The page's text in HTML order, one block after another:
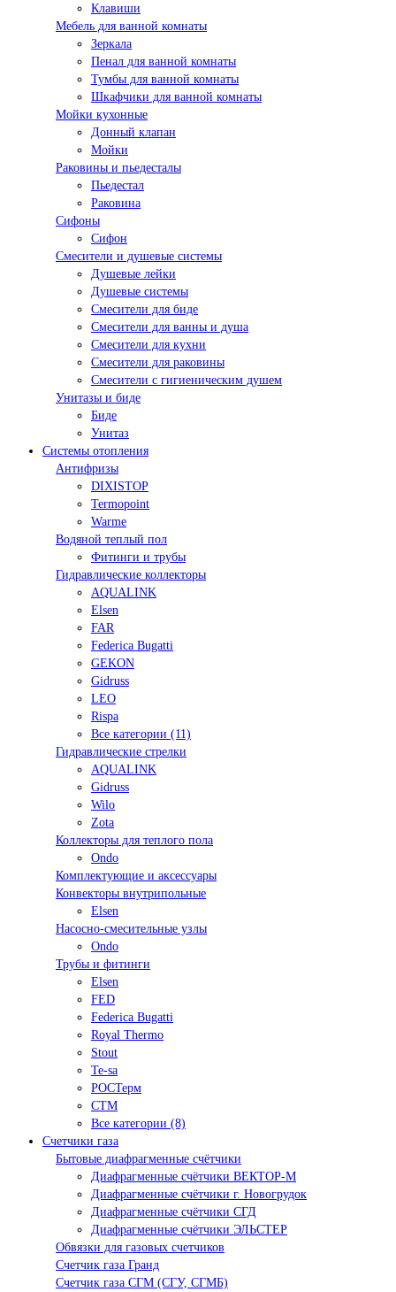
Клавиши
Мебель для ванной комнаты
Зеркала
Пенал для ванной комнаты
Тумбы для ванной комнаты
Шкафчики для ванной комнаты
Мойки кухонные
Донный клапан
Мойки
Раковины и пьедесталы
Пьедестал
Раковина
Сифоны
Сифон
Смесители и душевые системы
Душевые лейки
Душевые системы
Смесители для биде
Смесители для ванны и душа
Смесители для кухни
Смесители для раковины
Смесители с гигиеническим душем
Унитазы и биде
Биде
Унитаз
Системы отопления
Антифризы
DIXISTOP
Termopoint
Warme
Водяной теплый пол
Фитинги и трубы
Гидравлические коллекторы
AQUALINK
Elsen
FAR
Federica Bugatti
GEKON
Gidruss
LEO
Rispa
Все категории (11)
Гидравлические стрелки
AQUALINK
Gidruss
Wilo
Zota
Коллекторы для теплого пола
Ondo
Комплектующие и аксессуары
Конвекторы внутрипольные
Elsen
Насосно-смесительные узлы
Ondo
Трубы и фитинги
Elsen
FED
Federica Bugatti
Royal Thermo
Stout
Te-sa
РОСТерм
СТМ
Все категории (8)
Счетчики газа
Бытовые диафрагменные счётчики
Диафрагменные счётчики ВЕКТОР-М
Диафрагменные счётчики г. Новогрудок
Диафрагменные счётчики СГД
Диафрагменные счётчики ЭЛЬСТЕР
Обвязки для газовых счетчиков
Счетчик газа Гранд
Счетчик газа СГМ (СГУ, СГМБ)